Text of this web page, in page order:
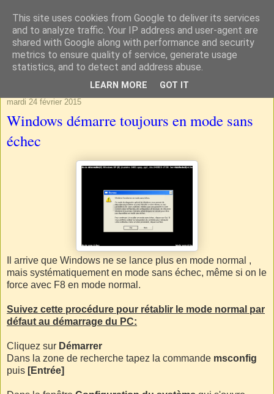
mardi 24 février 2015
Windows démarre toujours en mode sans
échec
Il arrive que Windows ne se lance plus en mode normal ,
mais systématiquement en mode sans échec, même si on le
force avec F8 en mode normal.
Suivez cette procédure pour rétablir le mode normal par
défaut au démarrage du PC:
Cliquez sur Démarrer
Dans la zone de recherche tapez la commande msconfig
puis [Entrée]
This site uses cookies from Google to deliver its services
and to analyze traffic. Your IP address and user-agent are
shared with Google along with performance and security
metrics to ensure quality of service, generate usage
statistics, and to detect and address abuse.
LEARN MORE GOT IT